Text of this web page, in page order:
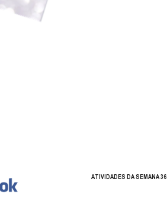
ATIVIDADES DA SEMANA 36